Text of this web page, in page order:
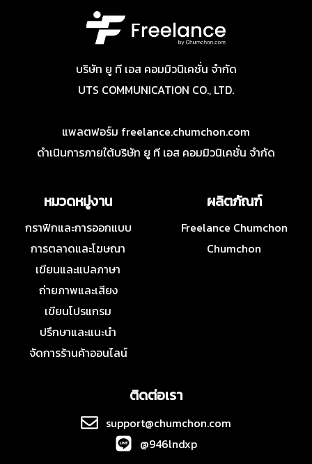
บริษัท ยู ที เอส คอมมิวนิเคชั่น จำกัด
UTS COMMUNICATION CO., LTD.
แพลตฟอร์ม freelance.chumchon.com
ดำเนินการภายใต้บริษัท ยู ที เอส คอมมิวนิเคชั่น จำกัด
หมวดหมู่งาน
กราฟิกและการออกแบบ
การตลาดและโฆษณา
เขียนและแปลภาษา
ถ่ายภาพและเสียง
เขียนโปรแกรม
ปรึกษาและแนะนำ
จัดการร้านค้าออนไลน์
ผลิตภัณฑ์
Freelance Chumchon
Chumchon
ติดต่อเรา
support@chumchon.com
@946lndxp